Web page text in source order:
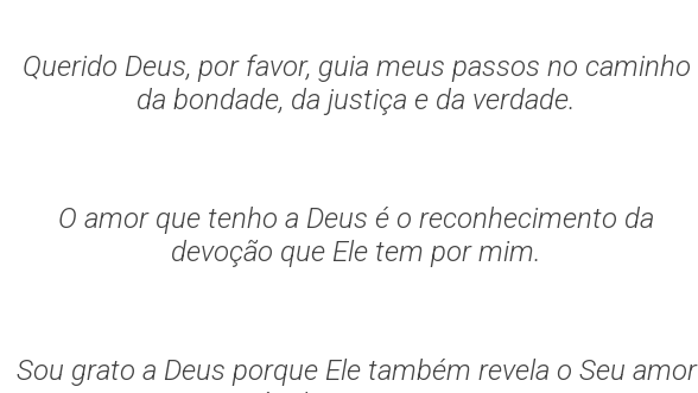
Querido Deus, por favor, guia meus passos no caminho
da bondade, da justiça e da verdade.
O amor que tenho a Deus é o reconhecimento da
devoção que Ele tem por mim.
Sou grato a Deus porque Ele também revela o Seu amor